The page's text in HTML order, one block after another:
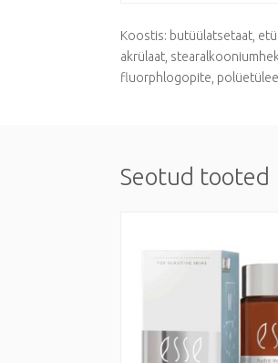
Koostis: butüülatsetaat,
akrülaat,
fluorphlogopite,
Seotud tooted